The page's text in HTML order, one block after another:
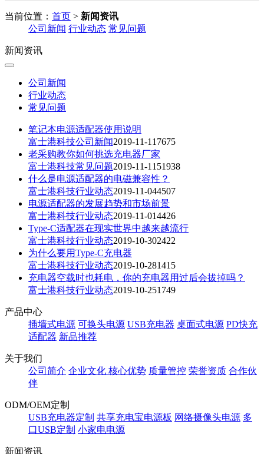
当前位置： 首页 > 新闻资讯
公司新闻 行业动态 常见问题
新闻资讯
公司新闻
行业动态
常见问题
笔记本电源适配器使用说明
富士港科技公司新闻2019-11-11 7675
老采购教你如何挑选充电器厂家
富士港科技常见问题2019-11-11 51938
什么是电源适配器的电磁兼容性？
富士港科技行业动态2019-11-044507
电源适配器的发展趋势和市场前景
富士港科技行业动态2019-11-014426
Type-C适配器在现实世界中越来越流行
富士港科技行业动态2019-10-302422
为什么要用Type-C充电器
富士港科技行业动态2019-10-281415
充电器空载时也耗电，你的充电器用过后会拔掉吗？
富士港科技行业动态2019-10-251 749
产品中心
插墙式电源 可换头电源 USB充电器 桌面式电源 PD快充
适配器 新品推荐
关于我们
公司简介 企业文化 核心优势 质量管控 荣誉资质 合作伙
伴
ODM/OEM定制
USB充电器定制 共享充电宝电源板 网络摄像头电源 多
口USB定制 小家电电源
新闻资讯